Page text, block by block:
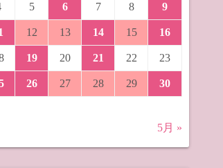
5 6 7 8 9
12 13 14 15 16
19 20 21 22 23
26 27 28 29 30
5月 »